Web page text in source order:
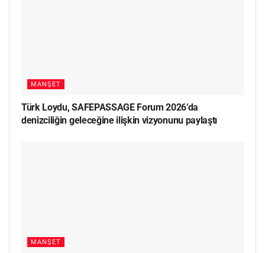
MANŞET
Türk Loydu, SAFEPASSAGE Forum 2026’da
denizciliğin geleceğine ilişkin vizyonunu paylaştı
MANŞET